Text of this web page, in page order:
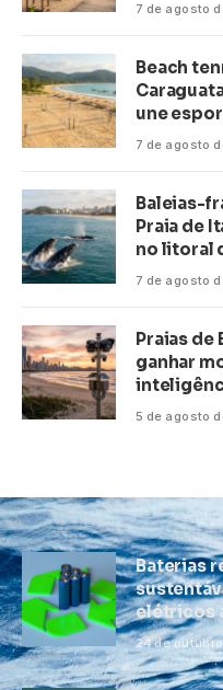
7 de agosto
Beach
une
7 de agosto
Baleias-
Praia de
no litoral
7 de agosto
Praias de
ganhar
5 de agosto
Baterias
elétricos
24 de